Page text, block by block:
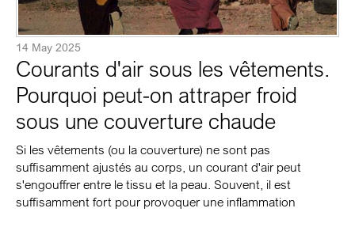
14 May 2025
Courants d'air sous les vêtements.
Pourquoi peut-on attraper froid
sous une couverture chaude
Si les vêtements (ou la couverture) ne sont pas
suffisamment ajustés au corps, un courant d'air peut
s'engouffrer entre le tissu et la peau. Souvent, il est
suffisamment fort pour provoquer une inflammation